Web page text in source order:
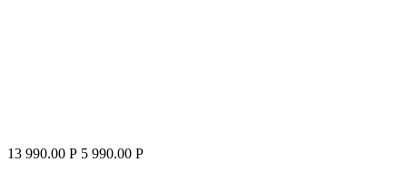
13 990.00 Р 5 990.00 Р